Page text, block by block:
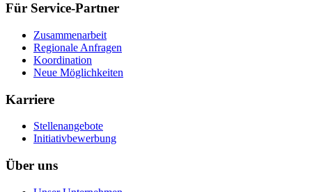
Für Service-Partner
Zusammenarbeit
Regionale Anfragen
Koordination
Neue Möglichkeiten
Karriere
Stellenangebote
Initiativbewerbung
Über uns